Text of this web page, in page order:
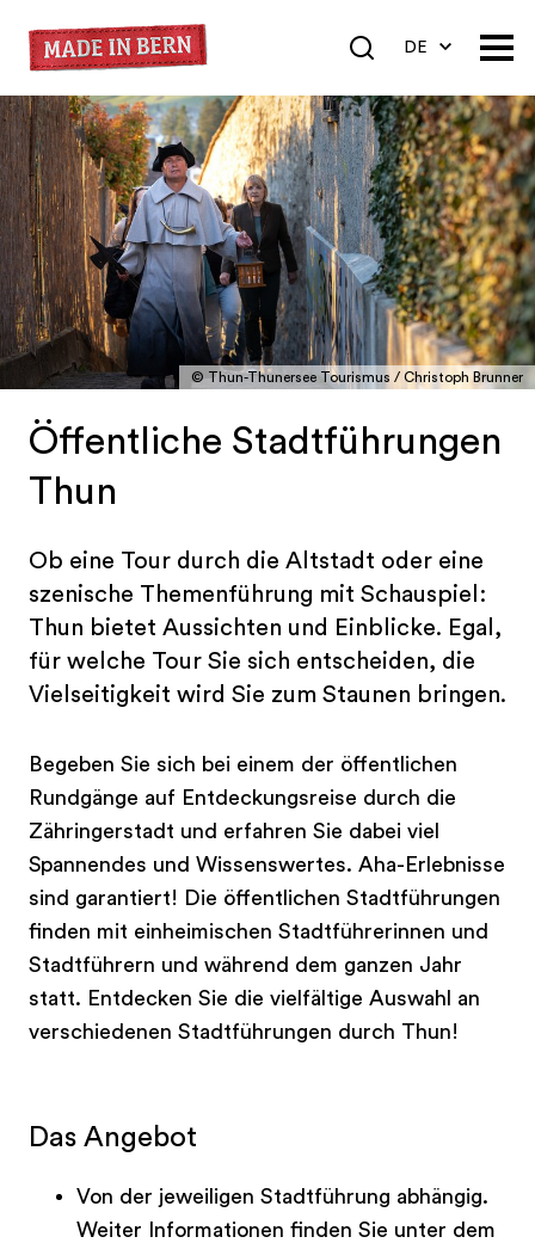
DE
FR
© Thun-Thunersee Tourismus / Christoph Brunner
Öffentliche Stadtführungen
Thun
Ob eine Tour durch die Altstadt oder eine
szenische Themenführung mit Schauspiel:
Thun bietet Aussichten und Einblicke. Egal,
für welche Tour Sie sich entscheiden, die
Vielseitigkeit wird Sie zum Staunen bringen.
Begeben Sie sich bei einem der öffentlichen
Rundgänge auf Entdeckungsreise durch die
Zähringerstadt und erfahren Sie dabei viel
Spannendes und Wissenswertes. Aha-Erlebnisse
sind garantiert! Die öffentlichen Stadtführungen
finden mit einheimischen Stadtführerinnen und
Stadtführern und während dem ganzen Jahr
statt. Entdecken Sie die vielfältige Auswahl an
verschiedenen Stadtführungen durch Thun!
Das Angebot
Von der jeweiligen Stadtführung abhängig.
Weiter Informationen finden Sie unter dem